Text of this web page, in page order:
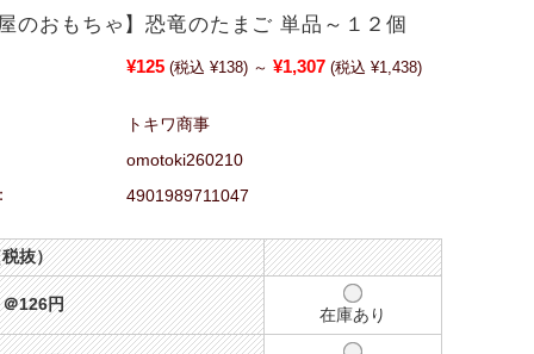
屋のおもちゃ】恐竜のたまご 単品～１２個
¥125 (税込 ¥138) ～ ¥1,307 (税込 ¥1,438)
トキワ商事
omotoki260210
4901989711047
抜）
円
在庫あり